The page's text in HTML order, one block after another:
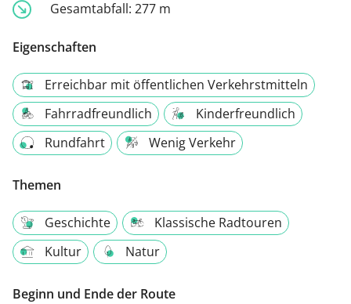
Gesamtabfall: 277 m
Eigenschaften
Erreichbar mit öffentlichen Verkehrstmitteln
Fahrradfreundlich
Kinderfreundlich
Rundfahrt
Wenig Verkehr
Themen
Geschichte
Klassische Radtouren
Kultur
Natur
Beginn und Ende der Route